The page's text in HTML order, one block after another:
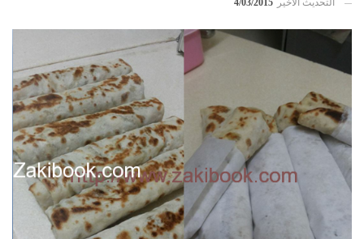
التحديث الأخير
4/03/2015